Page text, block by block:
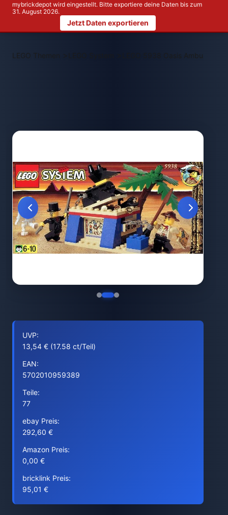
mybrickdepot wird eingestellt. Bitte exportiere deine Daten bis zum
31. August 2026.
Jetzt Daten exportieren
LEGO Themen > LEGO 5938 Oasis Ambush
UVP:
13,54 € (17.58 ct/Teil)
EAN:
5702010959389
Teile:
77
ebay Preis:
292,60 €
Amazon Preis:
0,00 €
bricklink Preis:
95,01 €